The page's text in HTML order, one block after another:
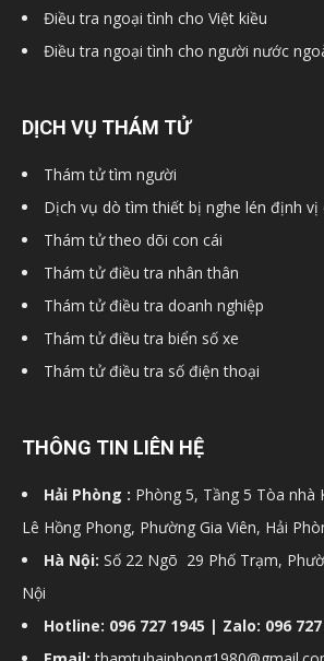
Điều tra ngoại tình cho Việt kiều
Điều tra ngoại tình cho người nước
DỊCH VỤ THÁM TỬ
Thám tử tìm người
Dịch vụ dò tìm thiết bị nghe lén định vị
Thám tử theo dõi con cái
Thám tử điều tra nhân thân
Thám tử điều tra doanh nghiệp
Thám tử điều tra biển số xe
Thám tử điều tra số điện thoại
THÔNG TIN LIÊN HỆ
Hải Phòng : Phòng 5, Tầng 5 Tòa nhà
Lê Hồng Phong, Phường Gia Viên, Hải
Hà Nội: Số 22 Ngõ 29 Phố Trạm,
Nội
Hotline: 096 727 1945 | Zalo: 096 727